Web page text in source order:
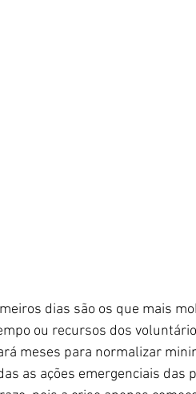
dias são os que mais
ou recursos dos
meses para normalizar
as ações emergenciais das